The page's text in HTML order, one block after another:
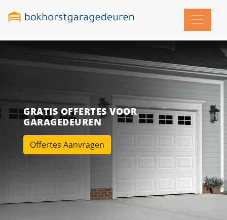
GRATIS OFFERTES VOOR
GARAGEDEUREN
Offertes Aanvragen